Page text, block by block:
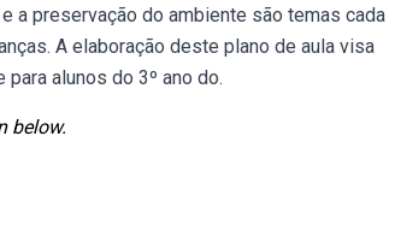
a preservação do ambiente são temas cada
A elaboração deste plano de aula visa
alunos do 3º ano do.
below.